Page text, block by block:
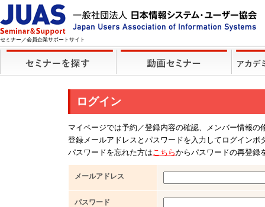
セミナー／会員企業サポートサイト
ログイン
マイページでは予約／登録内容の確認、メンバー情報の
登録メールアドレスとパスワードを入力してログインボ
パスワードを忘れた方はこちらからパスワードの再登録
メールアドレス
パスワード